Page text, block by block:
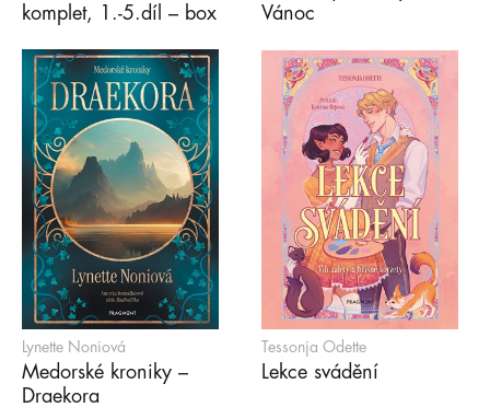
komplet, 1.-5.díl – box
Vánoc
Lynette Noniová
Medorské kroniky –
Draekora
Tessonja Odette
Lekce svádění